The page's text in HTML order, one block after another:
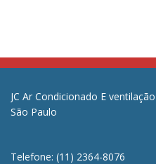
JC Ar Condicionado E
São Paulo
Telefone: (11) 2364-8076